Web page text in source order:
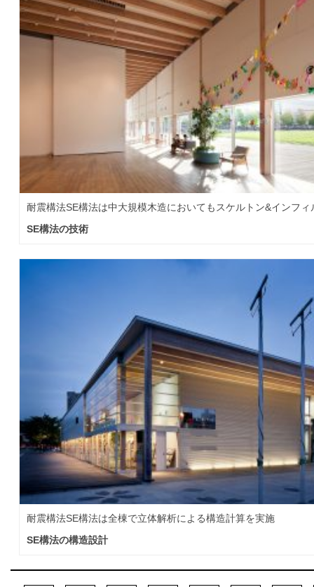
耐震構法SE構法は中大規模木造においてもスケルトン&インフィ
SE構法の技術
耐震構法SE構法は全棟で立体解析による構造計算を実施
SE構法の構造設計